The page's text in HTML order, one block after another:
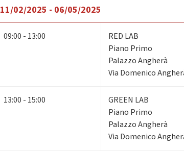
11/02/2025 - 06/05/2025
09:00 - 13:00
RED LAB
Piano Primo
Palazzo Angherà
Via Domenico
13:00 - 15:00
GREEN LAB
Piano Primo
Palazzo Angherà
Via Domenico